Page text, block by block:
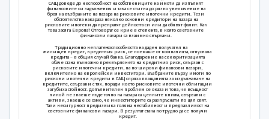
Subprime mortgages – причини за